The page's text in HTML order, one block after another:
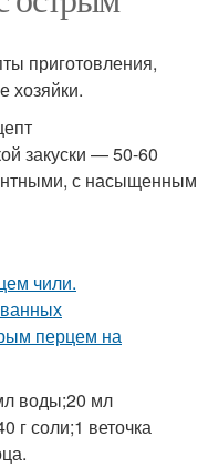
приготовления,
хозяйки.
закуски — 50-60
с насыщенным
воды;20 мл
г соли;1 веточка